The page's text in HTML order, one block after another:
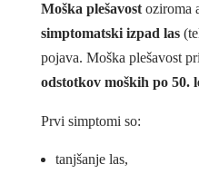
Moška plešavostoziroma
simptomatski izpad las
pojava. Moška plešavost
odstotkov moških po 50.
Prvi simptomi so:
tanjšanje las,